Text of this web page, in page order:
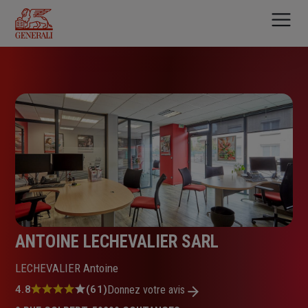
contenu
principal
ANTOINE LECHEVALIER SARL
LECHEVALIER Antoine
Note
4.8 (61)Donnez votre avis